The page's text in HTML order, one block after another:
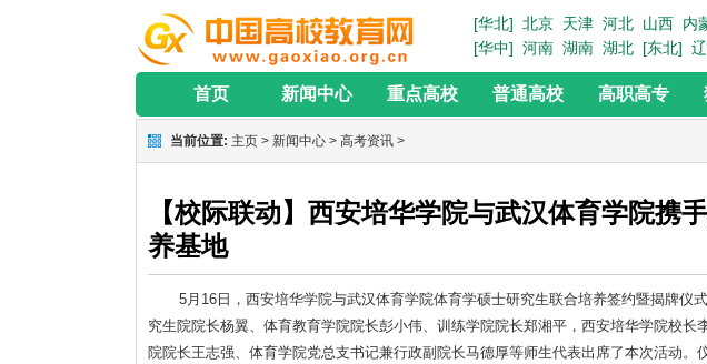
[华北] 北京 天津 河北 山西 内
[华中] 河南 湖南 湖北 [东北]
首页 新闻中心 重点高校 普通高校 高职高专
当前位置: 主页 > 新闻中心 > 高考资讯 >
【校际联动】西安培华学院与武汉体育学院携
养基地
5月16日，西安培华学院与武汉体育学院体育学硕士研究生联合培养签约暨揭牌仪
究生院院长杨翼、体育教育学院院长彭小伟、训练学院院长郑湘平，西安培华学院校
院院长王志强、体育学院党总支书记兼行政副院长马德厚等师生代表出席了本次活动。